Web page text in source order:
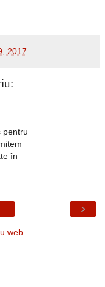
2017
pentru
în
›
web